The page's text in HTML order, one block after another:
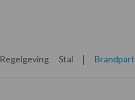
Regelgeving Stal